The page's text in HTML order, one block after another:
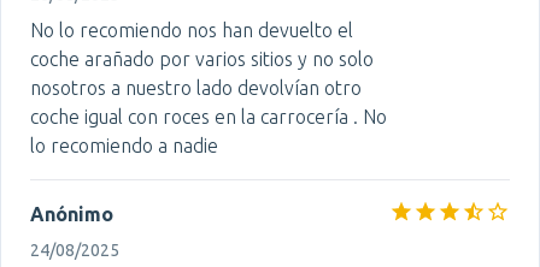
No lo recomiendo nos han devuelto el
coche arañado por varios sitios y no solo
nosotros a nuestro lado devolvían otro
coche igual con roces en la carrocería . No
lo recomiendo a nadie
Anónimo
24/08/2025